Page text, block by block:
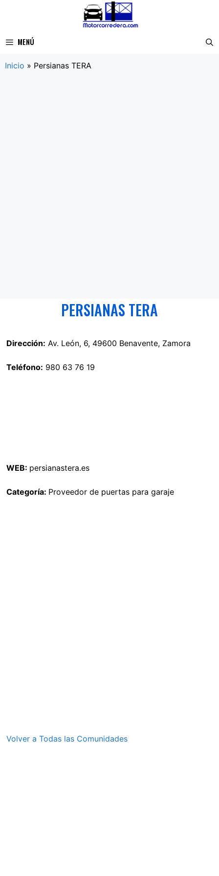
MENÚ
Inicio » Persianas TERA
PERSIANAS TERA
Dirección: Av. León, 6, 49600 Benavente, Zamora
Teléfono: 980 63 76 19
WEB: persianastera.es
Categoría: Proveedor de puertas para garaje
Volver a Todas las Comunidades